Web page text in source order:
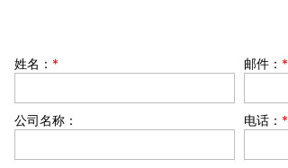
姓名： * 邮件： *
公司名称： 电话： *